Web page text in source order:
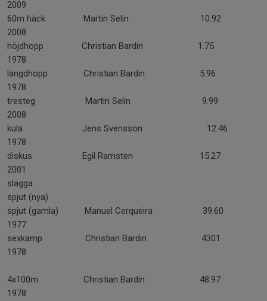
2009
60m häck Martin Selin 10.92
2008
höjdhopp Christian Bardin 1.75
1978
längdhopp Christian Bardin 5.96
1978
tresteg Martin Selin 9.99
2008
kula Jens Svensson 12.46
1978
diskus Egil Ramsten 15.27
2001
slägga
spjut (nya)
spjut (gamla) Manuel Cerqueira 39.60
1977
sexkamp Christian Bardin 4301
1978
4x100m Christian Bardin 48.97
1978